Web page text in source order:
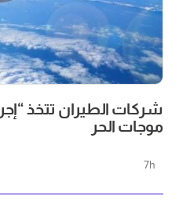
شركات الطيران تتخذ
موجات الحر
7h